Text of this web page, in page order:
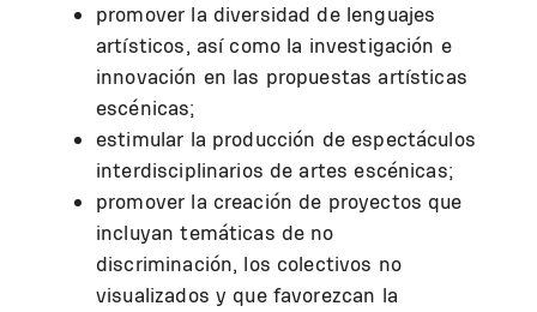
promover la diversidad de lenguajes
artísticos, así como la investigación e
innovación en las propuestas artísticas
escénicas;
estimular la producción de espectáculos
interdisciplinarios de artes escénicas;
promover la creación de proyectos que
incluyan temáticas de no
discriminación, los colectivos no
visualizados y que favorezcan la